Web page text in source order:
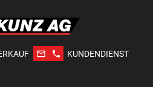
mail_outline phone
KUNDENDIENST